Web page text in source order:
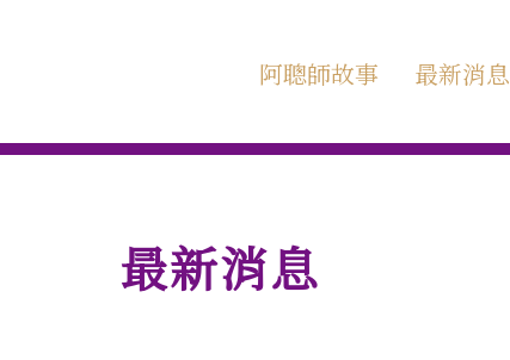
阿聰師故事 最新消息
最新消息